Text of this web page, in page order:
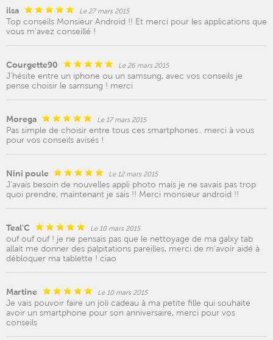
ilsa Le 27 mars 2015
Top conseils Monsieur Android !! Et merci pour les applications que
vous m'avez conseillé !
Courgette90 Le 26 mars 2015
J'hésite entre un iphone ou un samsung, avec vos conseils je
pense choisir le samsung ! merci
Morega Le 17 mars 2015
Pas simple de choisir entre tous ces smartphones.. merci à vous
pour vos conseils avisés !
Nini poule Le 12 mars 2015
J'avais besoin de nouvelles appli photo mais je ne savais pas trop
quoi prendre, maintenant je sais !! Merci monsieur android !!
Teal'C Le 10 mars 2015
ouf ouf ouf ! je ne pensais pas que le nettoyage de ma galxy tab
allait me donner des palpitations pareilles, merci de m'avoir aidé à
débloquer ma tablette ! ciao
Martine Le 10 mars 2015
Je vais pouvoir faire un joli cadeau à ma petite fille qui souhaite
avoir un smartphone pour son anniversaire, merci pour vos
conseils